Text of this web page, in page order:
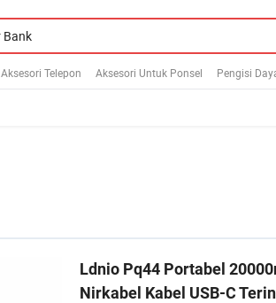
Aksesori Telepon Aksesori Untuk Ponsel Pengisi
Ldnio Pq44 Portabel
Nirkabel Kabel USB-C